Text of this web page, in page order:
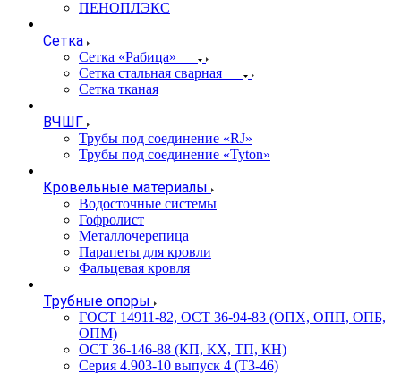
ПЕНОПЛЭКС
Сетка
Сетка «Рабица»
Сетка стальная сварная
Сетка тканая
ВЧШГ
Трубы под соединение «RJ»
Трубы под соединение «Tyton»
Кровельные материалы
Водосточные системы
Гофролист
Металлочерепица
Парапеты для кровли
Фальцевая кровля
Трубные опоры
ГОСТ 14911-82, ОСТ 36-94-83 (ОПХ, ОПП, ОПБ,
ОПМ)
ОСТ 36-146-88 (КП, КХ, ТП, КН)
Серия 4.903-10 выпуск 4 (Т3-46)